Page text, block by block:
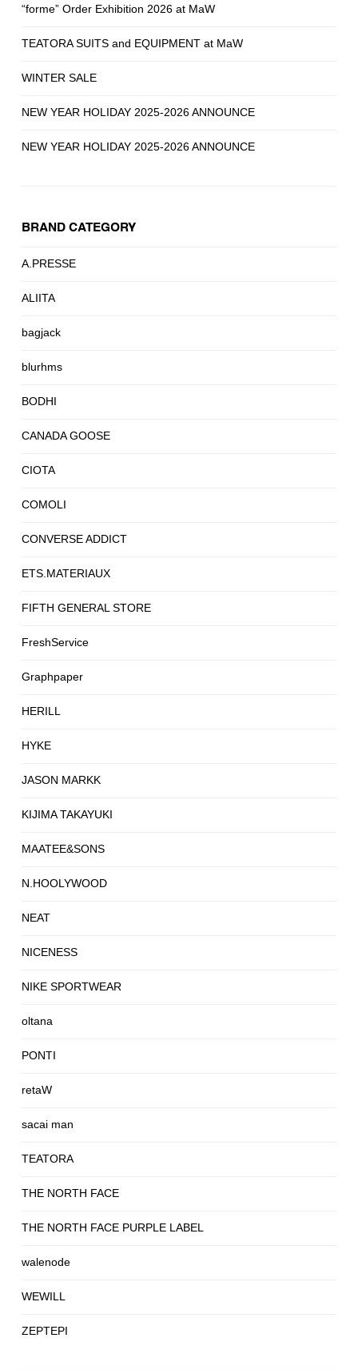
“forme” Order Exhibition 2026 at MaW
TEATORA SUITS and EQUIPMENT at MaW
WINTER SALE
NEW YEAR HOLIDAY 2025-2026 ANNOUNCE
NEW YEAR HOLIDAY 2025-2026 ANNOUNCE
BRAND CATEGORY
A.PRESSE
ALIITA
bagjack
blurhms
BODHI
CANADA GOOSE
CIOTA
COMOLI
CONVERSE ADDICT
ETS.MATERIAUX
FIFTH GENERAL STORE
FreshService
Graphpaper
HERILL
HYKE
JASON MARKK
KIJIMA TAKAYUKI
MAATEE&SONS
N.HOOLYWOOD
NEAT
NICENESS
NIKE SPORTWEAR
oltana
PONTI
retaW
sacai man
TEATORA
THE NORTH FACE
THE NORTH FACE PURPLE LABEL
walenode
WEWILL
ZEPTEPI